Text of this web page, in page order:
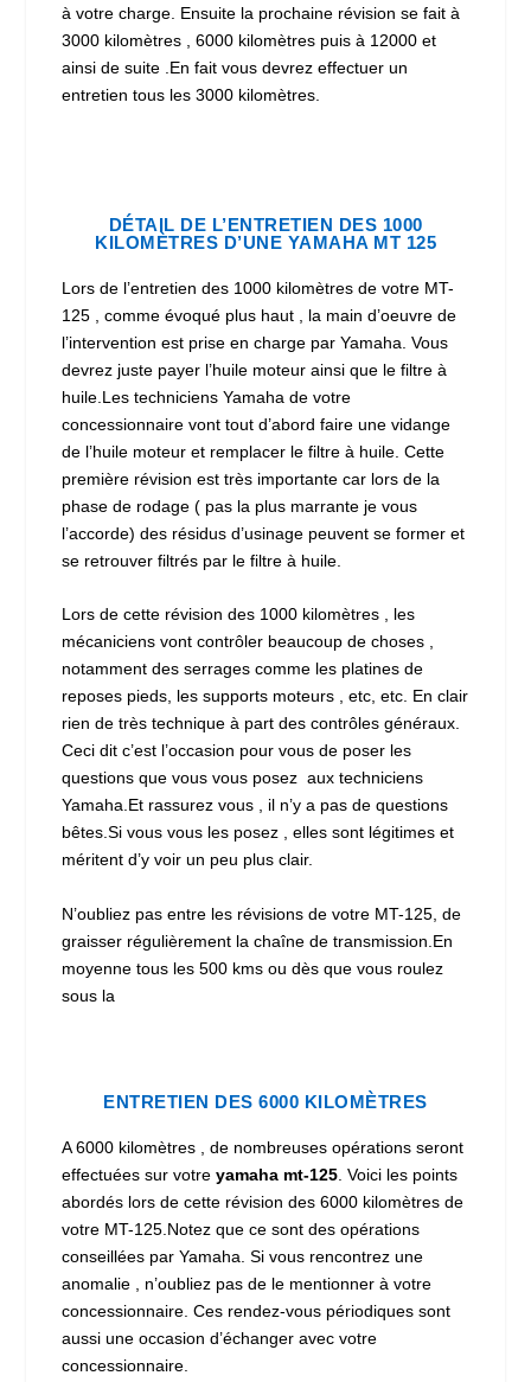
à votre charge. Ensuite la prochaine révision se fait à
3000 kilomètres , 6000 kilomètres puis à 12000 et
ainsi de suite .En fait vous devrez effectuer un
entretien tous les 3000 kilomètres.
DÉTAIL DE L’ENTRETIEN DES 1000
KILOMÈTRES D’UNE YAMAHA MT 125
Lors de l’entretien des 1000 kilomètres de votre MT-
125 , comme évoqué plus haut , la main d’oeuvre de
l’intervention est prise en charge par Yamaha. Vous
devrez juste payer l’huile moteur ainsi que le filtre à
huile.Les techniciens Yamaha de votre
concessionnaire vont tout d’abord faire une vidange
de l’huile moteur et remplacer le filtre à huile. Cette
première révision est très importante car lors de la
phase de rodage ( pas la plus marrante je vous
l’accorde) des résidus d’usinage peuvent se former et
se retrouver filtrés par le filtre à huile.
Lors de cette révision des 1000 kilomètres , les
mécaniciens vont contrôler beaucoup de choses ,
notamment des serrages comme les platines de
reposes pieds, les supports moteurs , etc, etc. En clair
rien de très technique à part des contrôles généraux.
Ceci dit c’est l’occasion pour vous de poser les
questions que vous vous posez aux techniciens
Yamaha.Et rassurez vous , il n’y a pas de questions
bêtes.Si vous vous les posez , elles sont légitimes et
méritent d’y voir un peu plus clair.
N’oubliez pas entre les révisions de votre MT-125, de
graisser régulièrement la chaîne de transmission.En
moyenne tous les 500 kms ou dès que vous roulez
sous la
ENTRETIEN DES 6000 KILOMÈTRES
A 6000 kilomètres , de nombreuses opérations seront
effectuées sur votreyamaha mt-125 . Voici les points
abordés lors de cette révision des 6000 kilomètres de
votre MT-125.Notez que ce sont des opérations
conseillées par Yamaha. Si vous rencontrez une
anomalie , n’oubliez pas de le mentionner à votre
concessionnaire. Ces rendez-vous périodiques sont
aussi une occasion d’échanger avec votre
concessionnaire.